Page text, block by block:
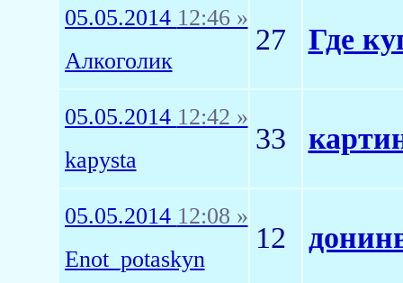
05.05.2014 12:46 »
Алкоголик
27 Где
05.05.2014 12:42 »
kapysta
33
05.05.2014 12:08 »
Enot_potaskyn
12